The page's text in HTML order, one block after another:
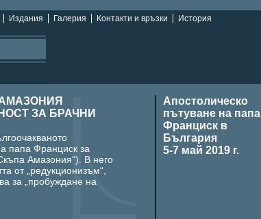
Издания Галерия Контакти и връзки История
Апостолическо
пътуване на папа
Франциск в
България
5-7 май 2019 г.
ЗА БРАЧНИ
папа Франциск за
Амазония“). В него
от „редукционизъм“,
за „пробуждане на